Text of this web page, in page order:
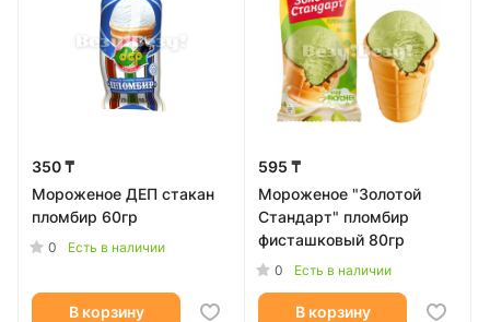
350 ₸
Мороженое ДЕП стакан
пломбир 60гр
0 Есть в наличии
В корзину
595 ₸
Мороженое "Золотой
Стандарт" пломбир
фисташковый 80гр
0 Есть в наличии
В корзину